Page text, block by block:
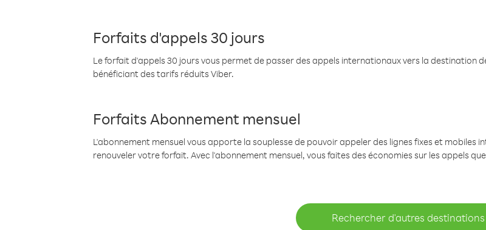
Forfaits d'appels 30 jours
Le forfait d'appels 30 jours vous permet de passer des appels internationaux vers la destination
bénéficiant des tarifs réduits Viber.
Forfaits Abonnement mensuel
L'abonnement mensuel vous apporte la souplesse de pouvoir appeler des lignes fixes et mobiles
renouveler votre forfait. Avec l'abonnement mensuel, vous faites des économies sur les appels
Rechercher d'autres destinations